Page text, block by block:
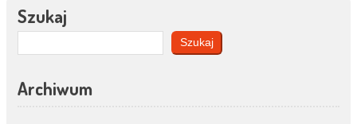
Szukaj
Szukaj
Archiwum